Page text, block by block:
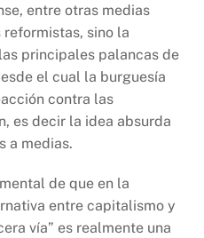
entre otras medias
sino la
principales palancas de
el cual la burguesía
contra las
es decir la idea absurda
a medias.
de que en la
entre capitalismo y
vía” es realmente una